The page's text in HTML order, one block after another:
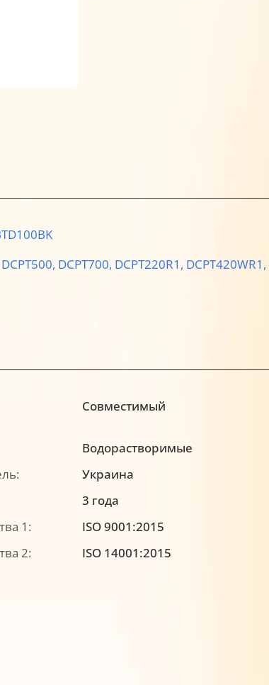
DCPT500, DCPT700, DCPT220R1, DCPT420WR1,
Совместимый
Водорастворимые
Украина
3 года
1:
ISO 9001:2015
2:
ISO 14001:2015